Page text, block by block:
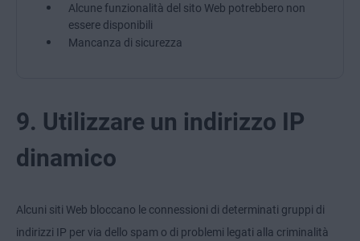
Alcune funzionalità del sito Web potrebbero non
essere disponibili
Mancanza di sicurezza
9. Utilizzare un indirizzo IP
dinamico
Alcuni siti Web bloccano le connessioni di determinati gruppi di
indirizzi IP per via dello spam o di problemi legati alla criminalità